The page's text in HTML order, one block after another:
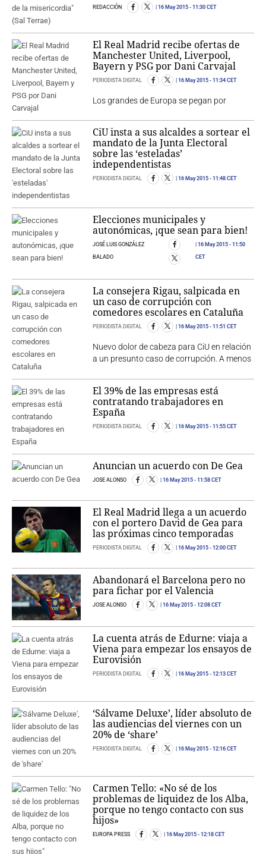
REDACCIÓN 16 May 2015 - 11:30 CET
El Real Madrid recibe ofertas de
Manchester United, Liverpool,
Bayern y PSG por Dani Carvajal
PERIODISTA DIGITAL 16 May 2015 - 11:34 CET
Los grandes de Europa se pegan por
CiU insta a sus alcaldes a sortear el
mandato de la Junta Electoral
sobre las ‘esteladas’
independentistas
PERIODISTA DIGITAL 16 May 2015 - 11:48 CET
Elecciones municipales y
autonómicas, ¡que sean para bien!
JOSÉ LUIS GONZÁLEZ
BALADO
16 May 2015 - 11:50
CET
La consejera Rigau, salpicada en
un caso de corrupción con
comedores escolares en Cataluña
PERIODISTA DIGITAL 16 May 2015 - 11:51 CET
Nuevo dolor de cabeza para CiU en relación
a un presunto caso de corrupción. A menos
El 39% de las empresas está
contratando trabajadores en
España
PERIODISTA DIGITAL 16 May 2015 - 11:55 CET
Anuncian un acuerdo con De Gea
JOSE ALONSO 16 May 2015 - 11:58 CET
El Real Madrid llega a un acuerdo
con el portero David de Gea para
las próximas cinco temporadas
PERIODISTA DIGITAL 16 May 2015 - 12:00 CET
Abandonará el Barcelona pero no
para fichar por el Valencia
JOSE ALONSO 16 May 2015 - 12:08 CET
La cuenta atrás de Edurne: viaja a
Viena para empezar los ensayos de
Eurovisión
PERIODISTA DIGITAL 16 May 2015 - 12:13 CET
‘Sálvame Deluxe’, líder absoluto de
las audiencias del viernes con un
20% de ‘share’
PERIODISTA DIGITAL 16 May 2015 - 12:16 CET
Carmen Tello: «No sé de los
problemas de liquidez de los Alba,
porque no tengo contacto con sus
hijos»
EUROPA PRESS 16 May 2015 - 12:18 CET